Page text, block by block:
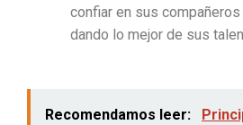
confiar en sus
dando lo mejor de sus
Recomendamos leer: